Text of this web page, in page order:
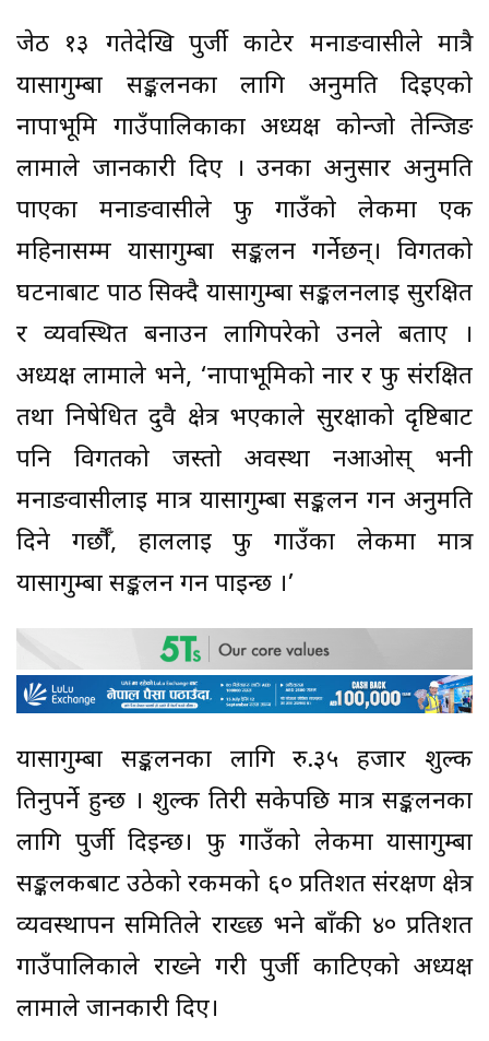
जेठ १३ गतेदेखि पुर्जी काटेर मनाङवासीले मात्रै
यार्सागुम्बा सङ्कलनका लागि अनुमति दिइएको
नार्पाभूमि गाउँपालिकाका अध्यक्ष कोन्जो तेन्जिङ
लामाले जानकारी दिए । उनका अनुसार अनुमति
पाएका मनाङवासीले फु गाउँको लेकमा एक
महिनासम्म यार्सागुम्बा सङ्कलन गर्नेछन्। विगतको
घटनाबाट पाठ सिक्दै यार्सागुम्बा सङ्कलनलाई सुरक्षित
र व्यवस्थित बनाउन लागिपरेको उनले बताए ।
अध्यक्ष लामाले भने, ‘नार्पाभूमिको नार र फु संरक्षित
तथा निषेधित दुवै क्षेत्र भएकाले सुरक्षाको दृष्टिबाट
पनि विगतको जस्तो अवस्था नआओस् भनी
मनाङवासीलाई मात्र यार्सागुम्बा सङ्कलन गर्न अनुमति
दिने गर्छौँ, हाललाई फु गाउँका लेकमा मात्र
यार्सागुम्बा सङ्कलन गर्न पाइन्छ ।’
यार्सागुम्बा सङ्कलनका लागि रु.३५ हजार शुल्क
तिर्नुपर्ने हुन्छ । शुल्क तिरी सकेपछि मात्र सङ्कलनका
लागि पुर्जी दिइन्छ। फु गाउँको लेकमा यार्सागुम्बा
सङ्कलकबाट उठेको रकमको ६० प्रतिशत संरक्षण क्षेत्र
व्यवस्थापन समितिले राख्छ भने बाँकी ४० प्रतिशत
गाउँपालिकाले राख्ने गरी पुर्जी काटिएको अध्यक्ष
लामाले जानकारी दिए।